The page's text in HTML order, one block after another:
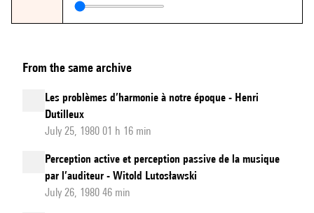
From the same archive
Les problèmes d’harmonie à notre époque - Henri
Dutilleux
July 25, 1980 01 h 16 min
Perception active et perception passive de la musique
par l’auditeur - Witold Lutosławski
July 26, 1980 46 min